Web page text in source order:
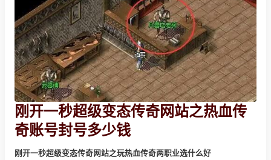
刚开一秒超级变态传奇网站之热血传
奇账号封号多少钱
刚开一秒超级变态传奇网站之玩热血传奇两职业选什么好